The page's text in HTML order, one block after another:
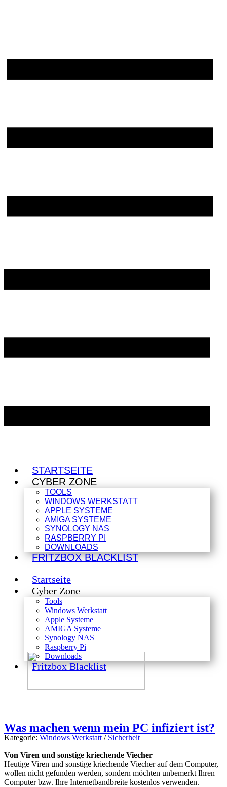
STARTSEITE
CYBER ZONE
TOOLS
WINDOWS WERKSTATT
APPLE SYSTEME
AMIGA SYSTEME
SYNOLOGY NAS
RASPBERRY PI
DOWNLOADS
FRITZBOX BLACKLIST
Startseite
Cyber Zone
Tools
Windows Werkstatt
Apple Systeme
AMIGA Systeme
Synology NAS
Raspberry Pi
Downloads
Fritzbox Blacklist
Was machen wenn mein PC infiziert ist?
Kategorie: Windows Werkstatt / Sicherheit
Von Viren und sonstige kriechende Viecher
Heutige Viren und sonstige kriechende Viecher auf dem Computer,
wollen nicht gefunden werden, sondern möchten unbemerkt Ihren
Computer bzw. Ihre Internetbandbreite kostenlos verwenden.